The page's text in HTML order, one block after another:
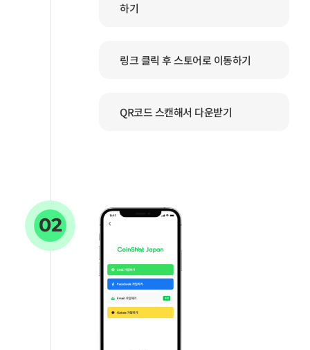
하기
링크 클릭 후 스토어로 이동하기
QR코드 스캔해서 다운받기
02